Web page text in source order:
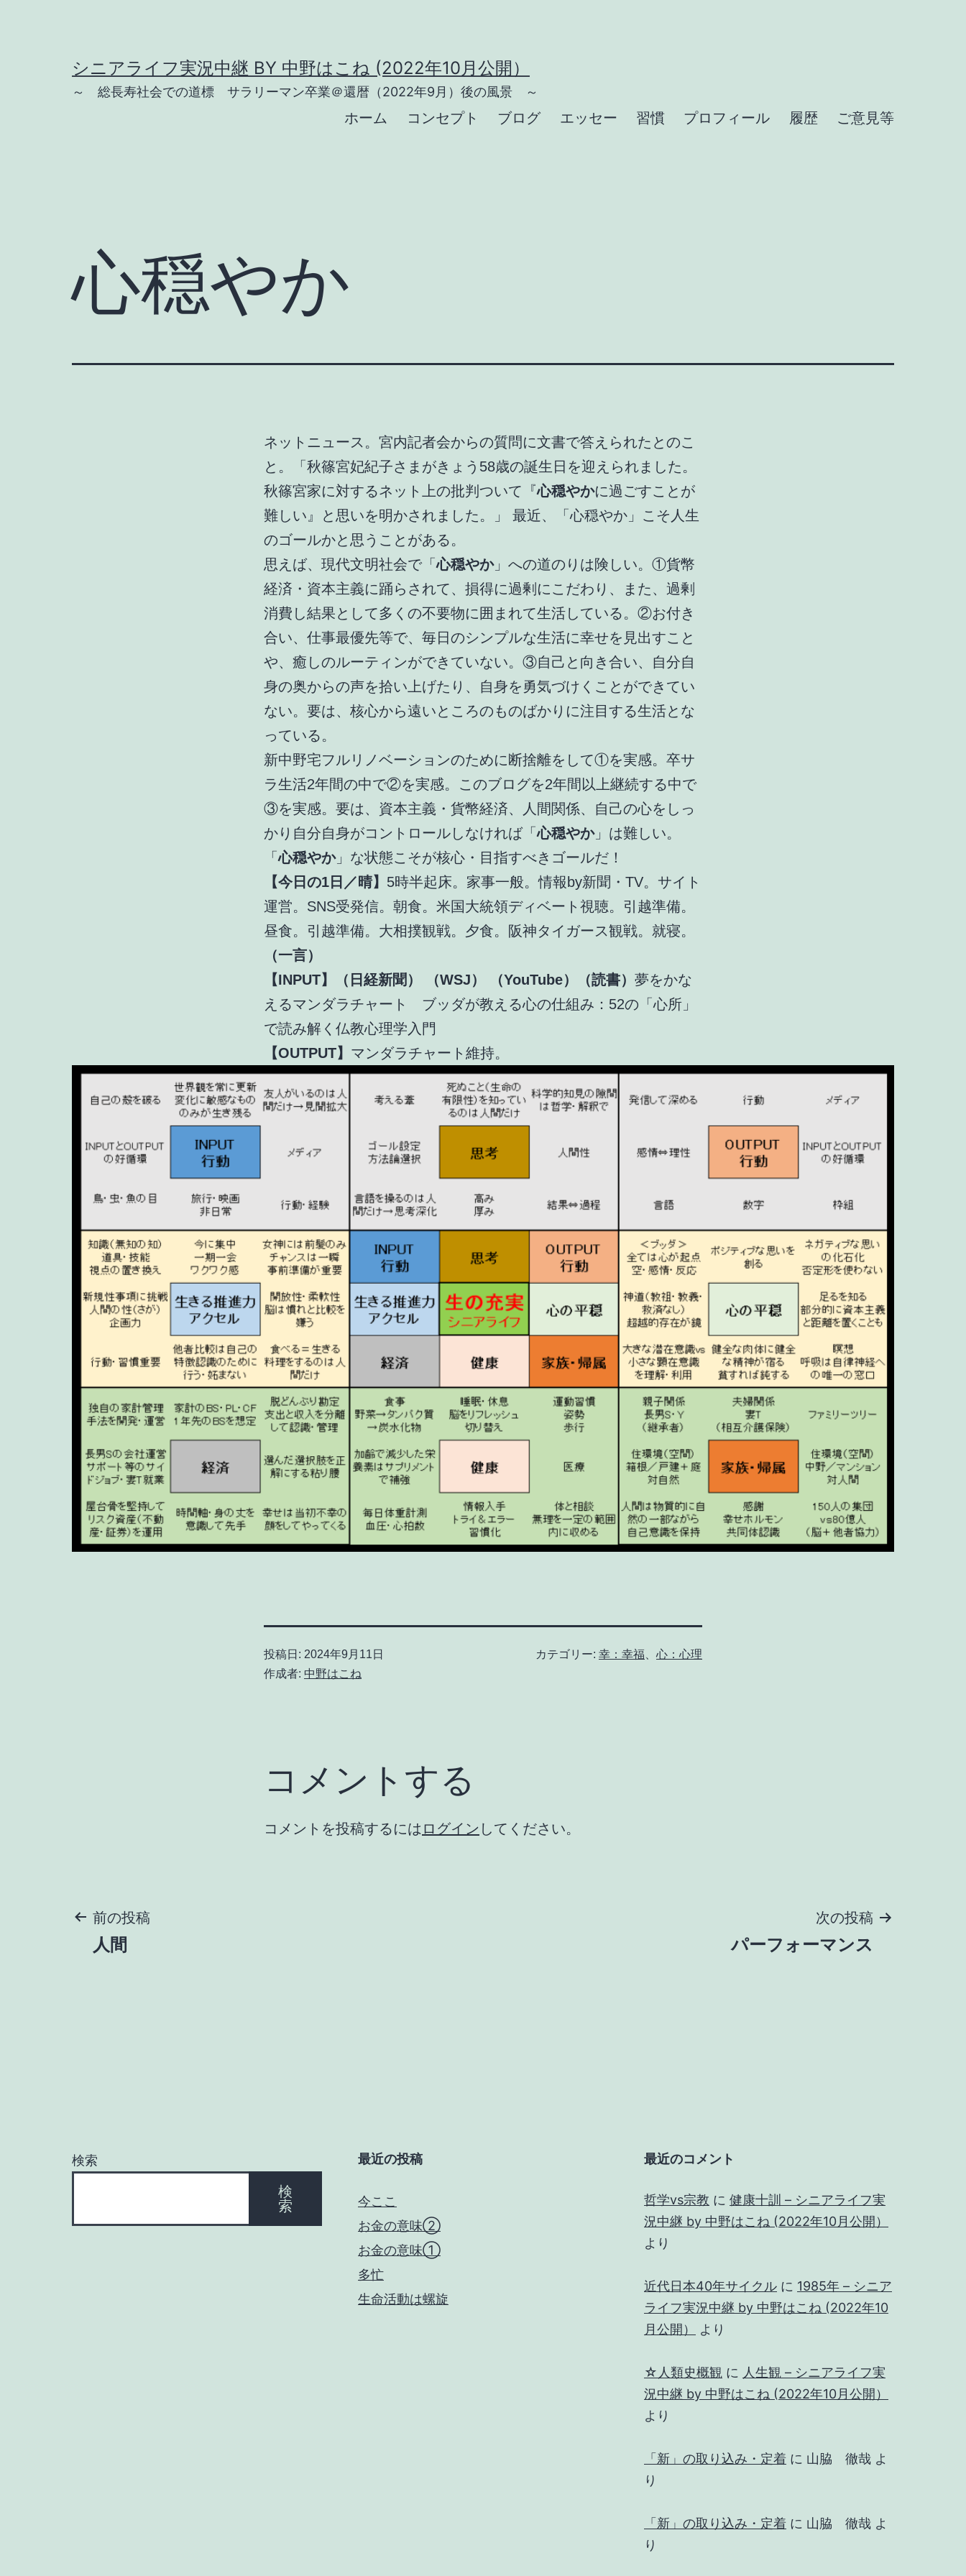
シニアライフ実況中継 BY 中野はこね (2022年10月公開）
～ 総長寿社会での道標 サラリーマン卒業＠還暦（2022年9月）後の風景 ～
ホーム コンセプト ブログ エッセー 習慣 プロフィール 履歴 ご意見等
心穏やか
ネットニュース。宮内記者会からの質問に文書で答えられたとのこ
と。「秋篠宮妃紀子さまがきょう58歳の誕生日を迎えられました。
秋篠宮家に対するネット上の批判ついて『心穏やかに過ごすことが
難しい』と思いを明かされました。」 最近、「心穏やか」こそ人生
のゴールかと思うことがある。
思えば、現代文明社会で「心穏やか」への道のりは険しい。①貨幣
経済・資本主義に踊らされて、損得に過剰にこだわり、また、過剰
消費し結果として多くの不要物に囲まれて生活している。②お付き
合い、仕事最優先等で、毎日のシンプルな生活に幸せを見出すこと
や、癒しのルーティンができていない。③自己と向き合い、自分自
身の奥からの声を拾い上げたり、自身を勇気づけくことができてい
ない。要は、核心から遠いところのものばかりに注目する生活とな
っている。
新中野宅フルリノベーションのために断捨離をして①を実感。卒サ
ラ生活2年間の中で②を実感。このブログを2年間以上継続する中で
③を実感。要は、資本主義・貨幣経済、人間関係、自己の心をしっ
かり自分自身がコントロールしなければ「心穏やか」は難しい。
「心穏やか」な状態こそが核心・目指すべきゴールだ！
【今日の1日／晴】 5時半起床。家事一般。情報by新聞・TV。サイト
運営。SNS受発信。朝食。米国大統領ディベート視聴。引越準備。
昼食。引越準備。大相撲観戦。夕食。阪神タイガース観戦。就寝。
（一言）
【INPUT】（日経新聞）
（WSJ） （YouTube）（読書） 夢をかな
えるマンダラチャート ブッダが教える心の仕組み：52の「心所」
で読み解く仏教心理学入門
【OUTPUT】 マンダラチャート維持。
投稿日: 2024年9月11日
作成者: 中野はこね
カテゴリー: 幸：幸福 心：心理
コメントする
コメントを投稿するには ログイン してください。
投
ー
ョ
前の投稿
人間
次の投稿
パーフォーマンス
検索
検
索
最近の投稿
今ここ
お金の意味②
お金の意味①
多忙
生命活動は螺旋
最近のコメント
哲学vs宗教 に 健康十訓 – シニアライフ実
況中継 by 中野はこね (2022年10月公開）
より
近代日本40年サイクル に 1985年 – シニア
ライフ実況中継 by 中野はこね (2022年10
月公開）
より
☆人類史概観 に 人生観 – シニアライフ実
況中継 by 中野はこね (2022年10月公開）
より
「新」の取り込み・定着 に 山脇 徹哉 よ
り
「新」の取り込み・定着 に 山脇 徹哉 よ
り